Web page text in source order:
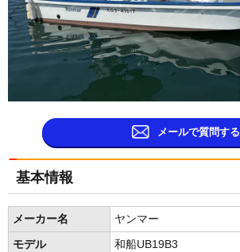
メールで質問する
基本情報
メーカー名 ヤンマー
モデル 和船UB19B3